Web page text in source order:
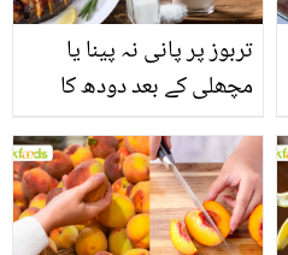
تربوز پر پانی نہ پینا یا
مچھلی کے بعد دودھ کا
سے متعلق غلط فہمیوں کی
حقیقت کیا ہے اور افواہ
کیا؟